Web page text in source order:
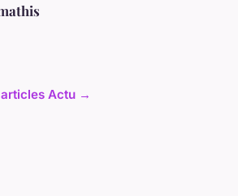
Actu →